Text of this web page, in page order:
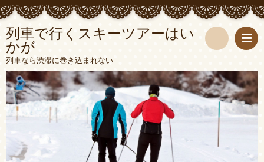
列車で行くスキーツアーはい
かが
列車なら渋滞に巻き込まれない
索